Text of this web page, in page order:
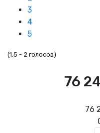
3
4
5
(1.5 - 2 голосов)
76
76